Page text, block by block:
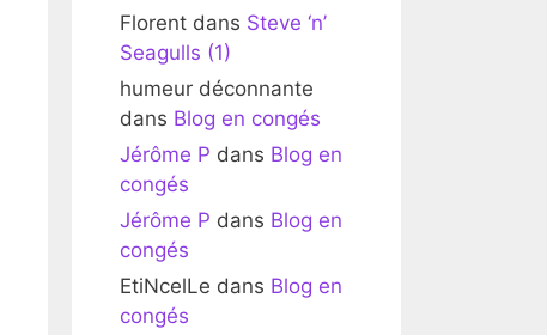
Florent dans Steve ‘n’
Seagulls (1)
humeur déconnante
dans Blog en congés
Jérôme P dans Blog en
congés
Jérôme P dans Blog en
congés
EtiNcelLe dans Blog en
congés